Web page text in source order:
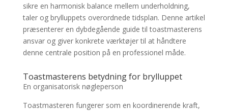
sikre en harmonisk balance mellem underholdning,
taler og brylluppets overordnede tidsplan. Denne artikel
præsenterer en dybdegående guide til toastmasterens
ansvar og giver konkrete værktøjer til at håndtere
denne centrale position på en professionel måde.
Toastmasterens betydning for brylluppet
En organisatorisk nøgleperson
Toastmasteren fungerer som en koordinerende kraft,